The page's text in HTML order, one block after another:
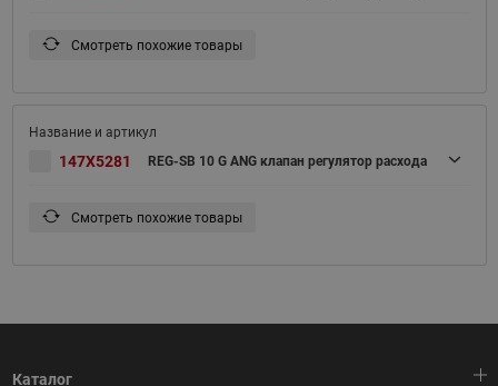
Смотреть похожие товары
147X5281 REG-SB 10 G ANG клапан регулятор расхода
Смотреть похожие товары
Каталог